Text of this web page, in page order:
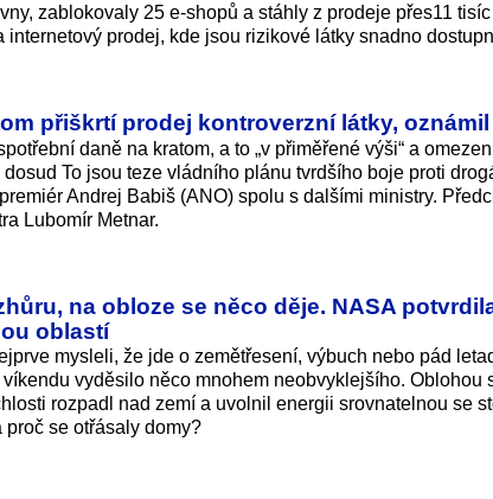
zablokovaly 25 e-shopů a stáhly z prodeje přes11
internetový prodej, kde jsou rizikové látky snadno
přiškrtí prodej kontroverzní látky,
daně na kratom, a to „v přiměřené výši“ a
To jsou teze vládního plánu tvrdšího boje proti
Andrej Babiš (ANO) spolu s dalšími ministry.
Lubomír Metnar.
na obloze se něco děje. NASA
oblastí
mysleli, že jde o zemětřesení, výbuch nebo pád
vyděsilo něco mnohem neobvyklejšího. Oblohou
rozpadl nad zemí a uvolnil energii srovnatelnou se
proč se otřásaly domy?